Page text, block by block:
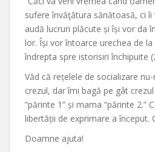
sufere învăţătura sănătoasă, ci îi
audă lucruri plăcute și își vor da
lor. Își vor întoarce urechea de
îndrepta spre istorisiri închipuite
Văd că rețelele de socializare
crezul, dar îmi bagă pe gât
“părinte 1” și mama “părinte 2.”
libertății de exprimare a început.
Doamne ajuta!